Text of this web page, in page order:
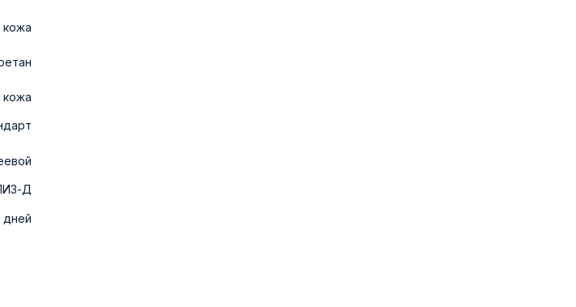
кожа
кожа
Д
дней